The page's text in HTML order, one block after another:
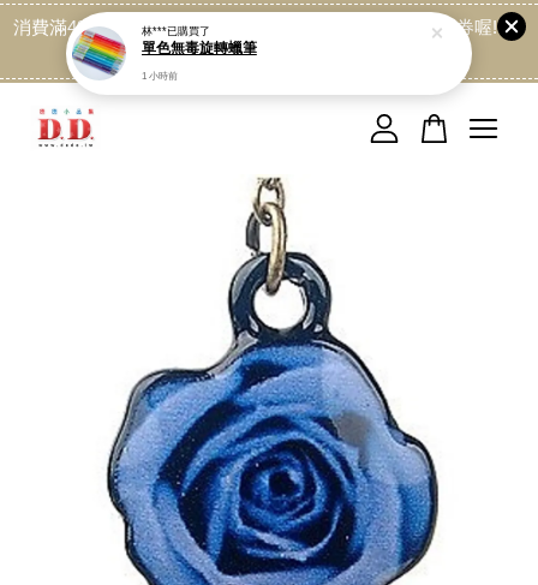
消費滿499免運喔, 記得加LINE:@dede168 領取專屬折扣券喔!
點我
您的購物車目前還是空的。
繼續購物
單色無毒旋轉蠟筆